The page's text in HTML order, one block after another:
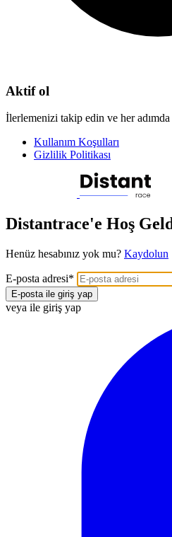
Aktif ol
İlerlemenizi takip edin ve her
Kullanım Koşulları
Gizlilik Politikası
Distantrace'e Hoş
Henüz hesabınız yok mu? Kaydolun
E-posta adresi*
E-posta ile giriş yap
veya ile giriş yap